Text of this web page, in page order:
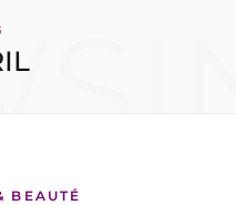
BEAUTÉ